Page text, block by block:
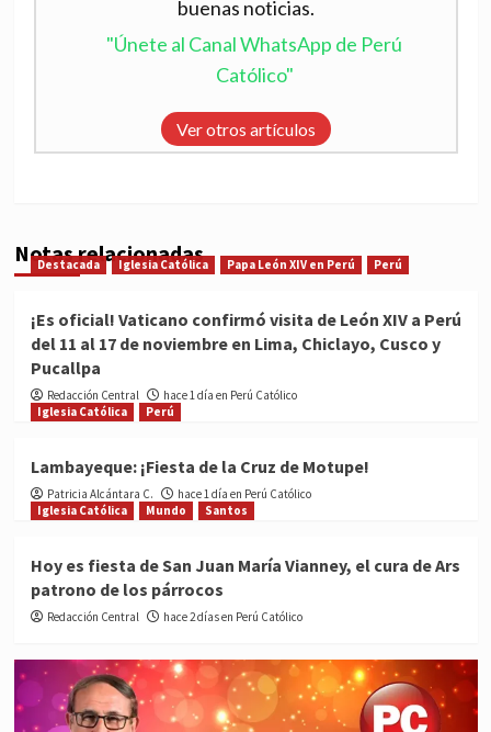
buenas noticias.
"Únete al Canal WhatsApp de Perú
Católico"
Ver otros artículos
Notas relacionadas
Destacada Iglesia Católica Papa León XIV en Perú Perú
¡Es oficial! Vaticano confirmó visita de León XIV a Perú
del 11 al 17 de noviembre en Lima, Chiclayo, Cusco y
Pucallpa
Redacción Central
hace 1 día en Perú Católico
Iglesia Católica
Perú
Lambayeque: ¡Fiesta de la Cruz de Motupe!
Patricia Alcántara C.
hace 1 día en Perú Católico
Iglesia Católica
Mundo Santos
Hoy es fiesta de San Juan María Vianney, el cura de Ars
patrono de los párrocos
Redacción Central hace 2 días en Perú Católico